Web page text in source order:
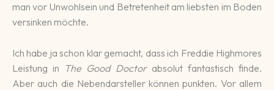
man vor Un­wohl­sein und Betre­ten­heit am liebsten im Boden
ver­sin­ken möchte.
Ich habe ja schon klar ge­macht, dass ich Freddie High­mores
Leis­tung in The Good Doctorabso­lut fan­tas­tisch finde.
Aber auch die Neben­dar­steller können punk­ten. Vor allem